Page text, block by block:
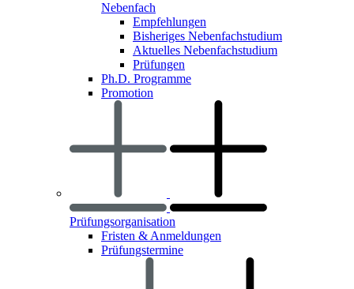
Nebenfach
Empfehlungen
Bisheriges Nebenfachstudium
Aktuelles Nebenfachstudium
Prüfungen
Ph.D. Programme
Promotion
Prüfungsorganisation
Fristen & Anmeldungen
Prüfungstermine